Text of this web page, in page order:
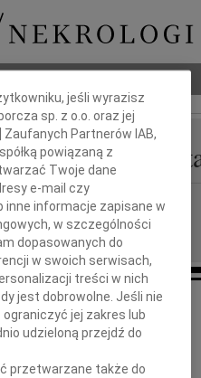
Zbigniew
żalem zawiadamiamy,
że w dniu 04 czerwca 2017 r.
zmarł, przeżywszy 83 lata
jeśli wyrazisz
sp. z o.o. oraz jej
] Zaufanych Partnerów IAB,
powiązaną z
Twoje dane
e-mail czy
inne informacje zapisane w
w szczególności
dopasowanych do
w swoich serwisach,
treści w nich
jest dobrowolne. Jeśli nie
jej zakres lub
udzieloną przejdź do
przetwarzane także do